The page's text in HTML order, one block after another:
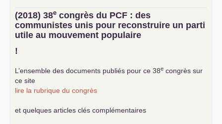
(2018) 38e congrès du PCF : des
communistes unis pour reconstruire un parti
utile au mouvement populaire
!
L’ensemble des documents publiés pour ce 38e congrès sur
ce site
lire la rubrique du congrès
et quelques articles clés complémentaires